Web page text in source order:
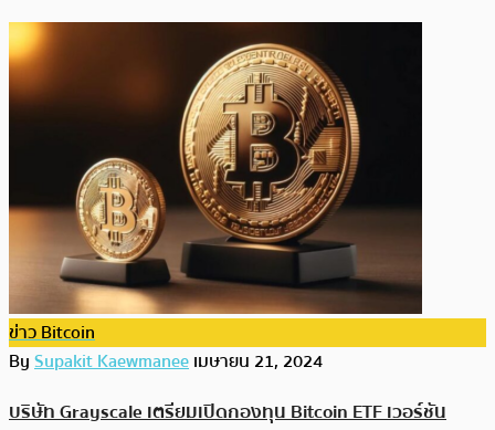
ข่าว Bitcoin
BySupakit Kaewmaneeเมษายน 21, 2024
บริษัท Grayscale เตรียมเปิดกองทุน Bitcoin ETF เวอร์ชัน